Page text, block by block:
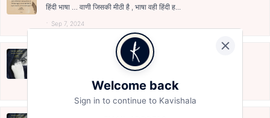
हिंदी भाषा … वाणी जिसकी मीठी है , भाषा वही हिंदी ह...
Sep 7, 2024
बेसहारा दिल ,, बेपनाह सा इश्क़ ....
बेसहारा दिल ,, बेपनाह सा इश्क़ अनजान दिल ,, बेपरव...
Welcome back
Sign in to continue to Kavishala